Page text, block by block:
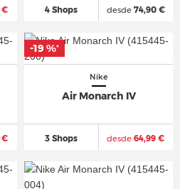
€ 4 Shops desde74,90 €
€
Nike
Air Monarch IV
3 Shops desde 64,99 €
-19 %*